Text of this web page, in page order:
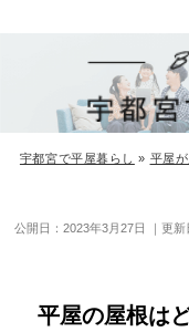
宇都宮で平屋暮らし » 平屋
公開日：2023年3月27日 ｜更
平屋の屋根は